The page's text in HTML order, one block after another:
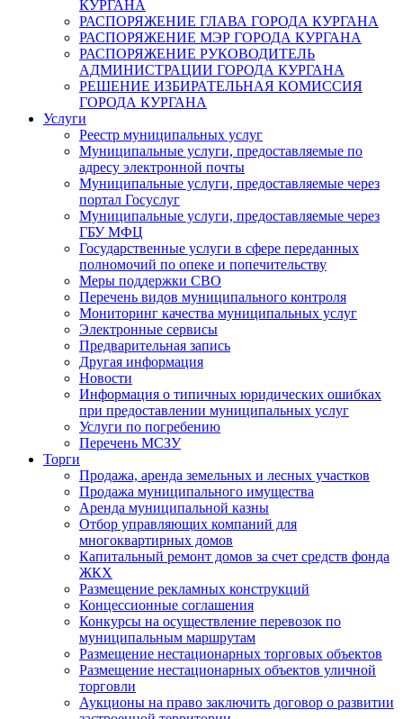
КУРГАНА
РАСПОРЯЖЕНИЕ ГЛАВА ГОРОДА КУРГАНА
РАСПОРЯЖЕНИЕ МЭР ГОРОДА КУРГАНА
РАСПОРЯЖЕНИЕ РУКОВОДИТЕЛЬ
АДМИНИСТРАЦИИ ГОРОДА КУРГАНА
РЕШЕНИЕ ИЗБИРАТЕЛЬНАЯ КОМИССИЯ
ГОРОДА КУРГАНА
Услуги
Реестр муниципальных услуг
Муниципальные услуги, предоставляемые по
адресу электронной почты
Муниципальные услуги, предоставляемые через
портал Госуслуг
Муниципальные услуги, предоставляемые через
ГБУ МФЦ
Государственные услуги в сфере переданных
полномочий по опеке и попечительству
Меры поддержки СВО
Перечень видов муниципального контроля
Мониторинг качества муниципальных услуг
Электронные сервисы
Предварительная запись
Другая информация
Новости
Информация о типичных юридических ошибках
при предоставлении муниципальных услуг
Услуги по погребению
Перечень МСЗУ
Торги
Продажа, аренда земельных и лесных участков
Продажа муниципального имущества
Аренда муниципальной казны
Отбор управляющих компаний для
многоквартирных домов
Капитальный ремонт домов за счет средств фонда
ЖКХ
Размещение рекламных конструкций
Концессионные соглашения
Конкурсы на осуществление перевозок по
муниципальным маршрутам
Размещение нестационарных торговых объектов
Размещение нестационарных объектов уличной
торговли
Аукционы на право заключить договор о развитии